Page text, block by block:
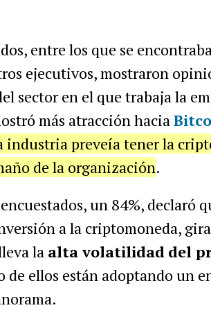
entre los que se
ejecutivos, mostraron
sector en el que trabaja la
más atracción hacia
industria preveía tener la
de la organización.
un 84%, declaró
a la criptomoneda,
la alta volatilidad del
de ellos están adoptando un